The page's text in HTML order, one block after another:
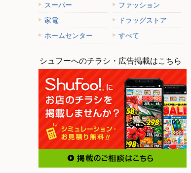
スーパー
ファッション
家電
ドラッグストア
ホームセンター
すべて
シュフーへのチラシ・広告掲載はこちら